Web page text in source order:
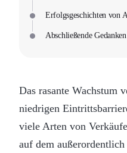
Erfolgsgeschichten von
Abschließende Gedanken
Das rasante Wachstum
niedrigen
viele Arten von
auf dem